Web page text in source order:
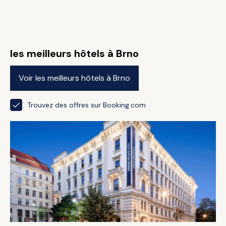
les meilleurs hôtels à Brno
Voir les meilleurs hôtels à Brno
Trouvez des offres sur Booking.com